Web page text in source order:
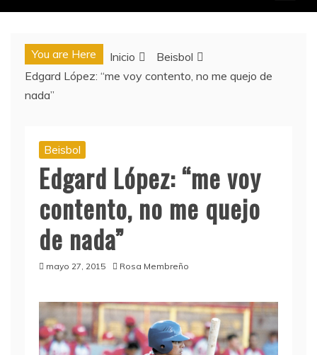
You are Here Inicio
Beisbol
Edgard López: “me voy contento, no me quejo de
nada”
Beisbol
Edgard López: “me voy
contento, no me quejo
de nada”
mayo 27, 2015 Rosa Membreño